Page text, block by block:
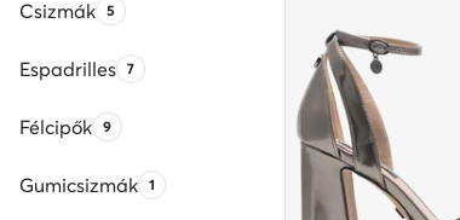
CsizmákTermékek száma:
5
EspadrillesTermékek száma:
7
FélcipőkTermékek száma:
9
GumicsizmákTermékek száma:
1